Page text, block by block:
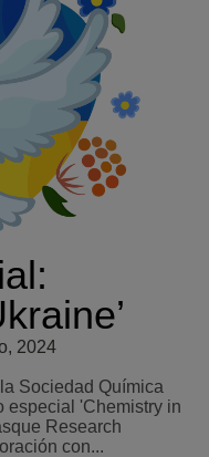
2024
Sociedad Química
especial 'Chemistry in
Research
con...